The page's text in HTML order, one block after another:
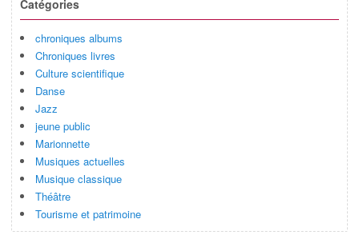
Catégories
chroniques albums
Chroniques livres
Culture scientifique
Danse
Jazz
jeune public
Marionnette
Musiques actuelles
Musique classique
Théâtre
Tourisme et patrimoine